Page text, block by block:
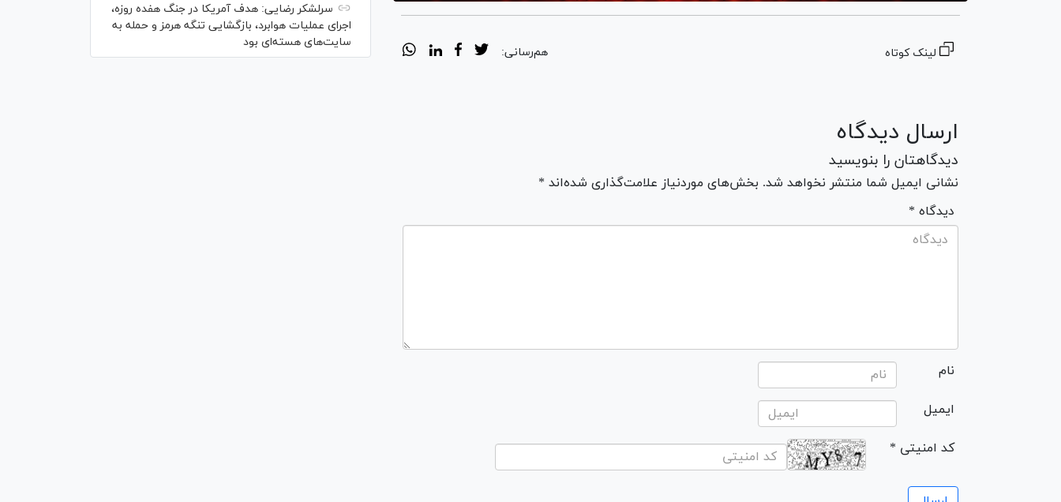
لینک کوتاه هم‌رسانی:
ارسال دیدگاه
دیدگاهتان را بنویسید
نشانی ایمیل شما منتشر نخواهد شد. بخش‌های موردنیاز علامت‌گذاری شده‌اند *
* دیدگاه
نام
ایمیل
* کد امنیتی
سرلشکر رضایی: هدف آمریکا در جنگ هفده روزه،
اجرای عملیات هوابرد، بازگشایی تنگه هرمز و حمله به
سایت‌های هسته‌ای بود